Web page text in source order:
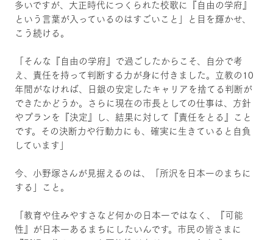
多いですが、大正時代につくられた校歌に『自由の学府』
という言葉が入っているのはすごいこと」と目を輝かせ、
こう続ける。
「そんな『自由の学府』で過ごしたからこそ、自分で考
え、責任を持って判断する力が身に付きました。立教の10
年間がなければ、日銀の安定したキャリアを捨てる判断が
できたかどうか。さらに現在の市長としての仕事は、方針
やプランを『決定』し、結果に対して『責任をとる』こと
です。その決断力や行動力にも、確実に生きていると自負
しています」
今、小野塚さんが見据えるのは、「所沢を日本一のまちに
する」こと。
「教育や住みやすさなど何かの日本一ではなく、『可能
性』が日本一あるまちにしたいんです。市民の皆さまに